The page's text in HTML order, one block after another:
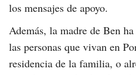
los mensajes de apoyo.
Además, la madre de Ben
las personas que vivan en
residencia de la familia, o